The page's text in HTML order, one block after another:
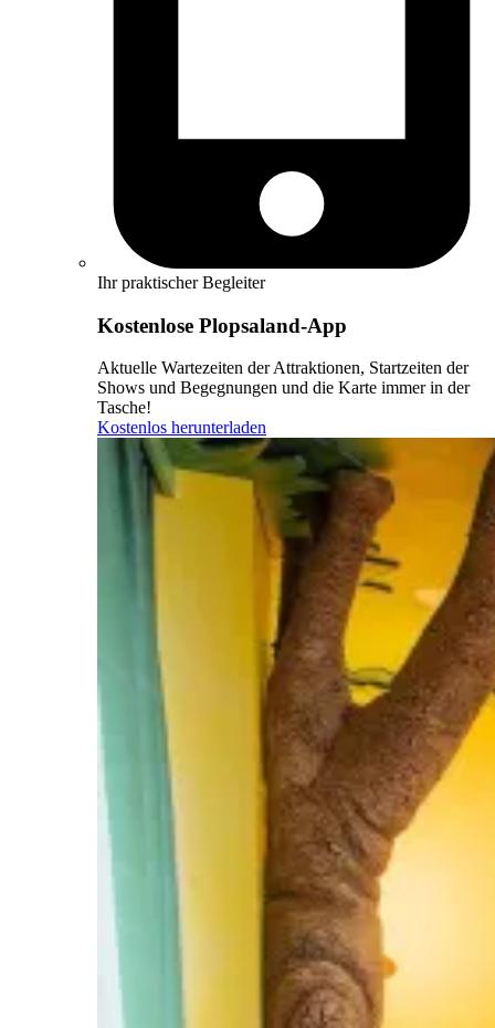
Ihr praktischer Begleiter
Kostenlose Plopsaland-App
Aktuelle Wartezeiten der Attraktionen, Startzeiten der
Shows und Begegnungen und die Karte immer in der
Tasche!
Kostenlos herunterladen